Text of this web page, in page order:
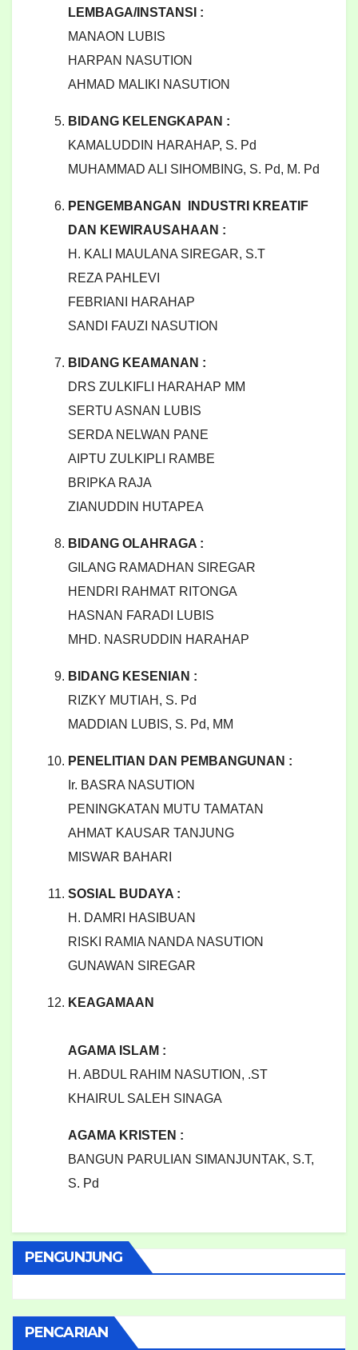
LEMBAGA/INSTANSI :
MANAON LUBIS
HARPAN NASUTION
AHMAD MALIKI NASUTION
BIDANG KELENGKAPAN :
KAMALUDDIN HARAHAP, S. Pd
MUHAMMAD ALI SIHOMBING, S. Pd, M. Pd
PENGEMBANGAN INDUSTRI KREATIF
DAN KEWIRAUSAHAAN :
H. KALI MAULANA SIREGAR, S.T
REZA PAHLEVI
FEBRIANI HARAHAP
SANDI FAUZI NASUTION
BIDANG KEAMANAN :
DRS ZULKIFLI HARAHAP MM
SERTU ASNAN LUBIS
SERDA NELWAN PANE
AIPTU ZULKIPLI RAMBE
BRIPKA RAJA
ZIANUDDIN HUTAPEA
BIDANG OLAHRAGA :
GILANG RAMADHAN SIREGAR
HENDRI RAHMAT RITONGA
HASNAN FARADI LUBIS
MHD. NASRUDDIN HARAHAP
BIDANG KESENIAN :
RIZKY MUTIAH, S. Pd
MADDIAN LUBIS, S. Pd, MM
PENELITIAN DAN PEMBANGUNAN :
Ir. BASRA NASUTION
PENINGKATAN MUTU TAMATAN
AHMAT KAUSAR TANJUNG
MISWAR BAHARI
SOSIAL BUDAYA :
H. DAMRI HASIBUAN
RISKI RAMIA NANDA NASUTION
GUNAWAN SIREGAR
KEAGAMAAN
AGAMA ISLAM :
H. ABDUL RAHIM NASUTION, .ST
KHAIRUL SALEH SINAGA
AGAMA KRISTEN :
BANGUN PARULIAN SIMANJUNTAK, S.T,
S. Pd
PENGUNJUNG
PENCARIAN